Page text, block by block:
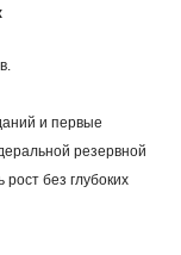
и первые
резервной
без глубоких